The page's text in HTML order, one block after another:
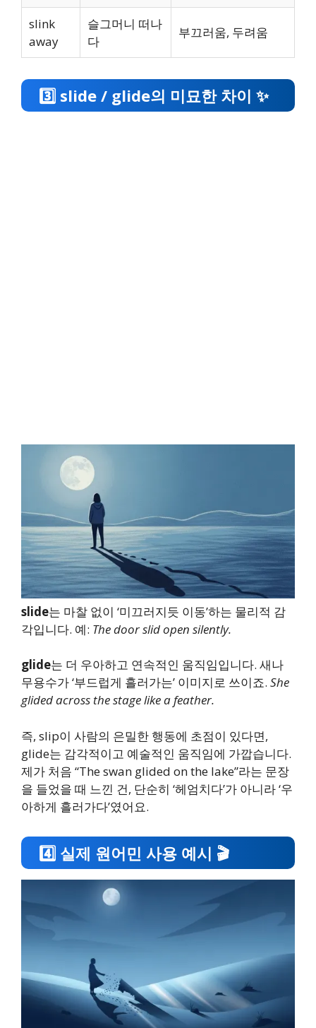
slink
away
슬그머니 떠나
다
부끄러움, 두려움
3️⃣ slide / glide의 미묘한 차이 ✨
slide는 마찰 없이 ‘미끄러지듯 이동’하는 물리적 감
각입니다. 예: The door slid open silently.
glide는 더 우아하고 연속적인 움직임입니다. 새나
무용수가 ‘부드럽게 흘러가는’ 이미지로 쓰이죠. She
glided across the stage like a feather.
즉, slip이 사람의 은밀한 행동에 초점이 있다면,
glide는 감각적이고 예술적인 움직임에 가깝습니다.
제가 처음 “The swan glided on the lake”라는 문장
을 들었을 때 느낀 건, 단순히 ‘헤엄치다’가 아니라 ‘우
아하게 흘러가다’였어요.
4️⃣ 실제 원어민 사용 예시 🎬